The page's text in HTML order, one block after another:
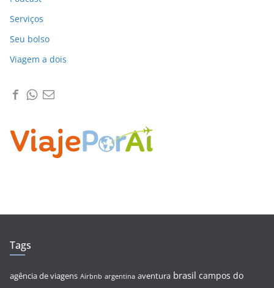
Serviços
Seu bolso
Viagem a dois
Tags
agência de viagens Airbnb argentina aventura brasil campos do